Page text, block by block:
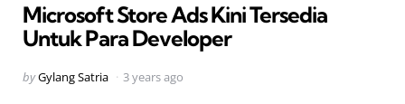
Microsoft Store Ads Kini Tersedia
Untuk Para Developer
Posted
byGylang Satria 3 years ago